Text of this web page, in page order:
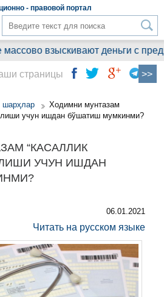
- правовой портал
взыскивают деньги с
шарҳлар
Ходимни мунтазам
учун ишдан бўшатиш мумкинми?
“КАСАЛЛИК
УЧУН ИШДАН
06.01.2021
Читать на русском языке
страницы